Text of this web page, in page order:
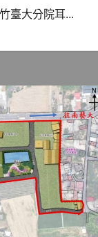
臺大分院耳...